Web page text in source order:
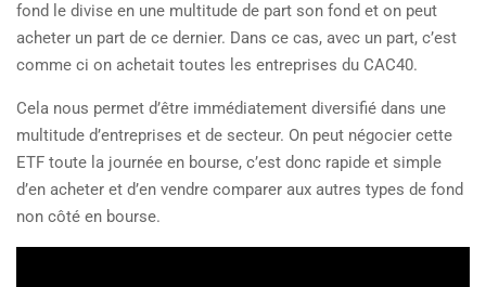
fond le divise en une multitude de part son fond et on peut
acheter un part de ce dernier. Dans ce cas, avec un part, c’est
comme ci on achetait toutes les entreprises du CAC40.
Cela nous permet d’être immédiatement diversifié dans une
multitude d’entreprises et de secteur. On peut négocier cette
ETF toute la journée en bourse, c’est donc rapide et simple
d’en acheter et d’en vendre comparer aux autres types de fond
non côté en bourse.